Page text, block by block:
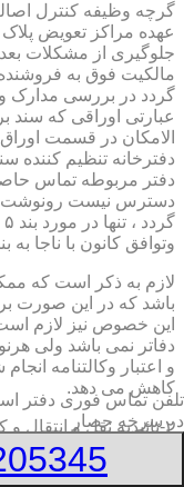
عهده مراکز تعویض
جلوگیری از مشکلات
مالکیت فوق به
گردد در بررسی مدارک
عبارتی اوراقی که سند
الامکان در قسمت
دفترخانه تنظیم کننده
دفتر مربوطه تماس
دسترس نیست رونوشت
وتوافق کانون با ناجا
لازم به ذکر است که
باشد که در این صورت
این خصوص نیز لازم است
دفاتر نمی باشد ولی
و اعتبار وکالتنامه
کاهش می دهد.
۲-تائیدیه نقل و انتقال و کارت سبز (شناسنامه مالکیت)
برگ تائیدیه نقل و
تلفن تماس فوری دفتر
در سرخه حصار